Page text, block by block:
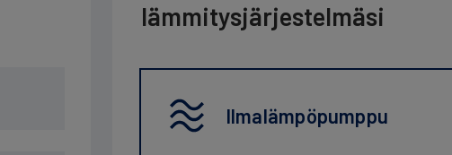
lämmitysjärjestelmäsi
Ilmalämpöpumppu